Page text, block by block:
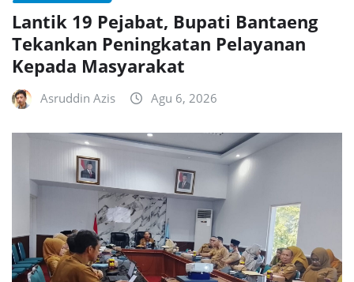
Lantik 19 Pejabat, Bupati Bantaeng
Tekankan Peningkatan Pelayanan
Kepada Masyarakat
Asruddin Azis Agu 6, 2026